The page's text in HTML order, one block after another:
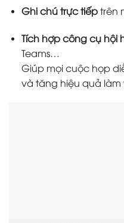
Ghi chú trực tiếptrên
Tích hợp công cụ hội
Teams…
Giúp mọi cuộc họp
và tăng hiệu quả làm